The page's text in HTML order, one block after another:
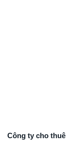
Công ty cho